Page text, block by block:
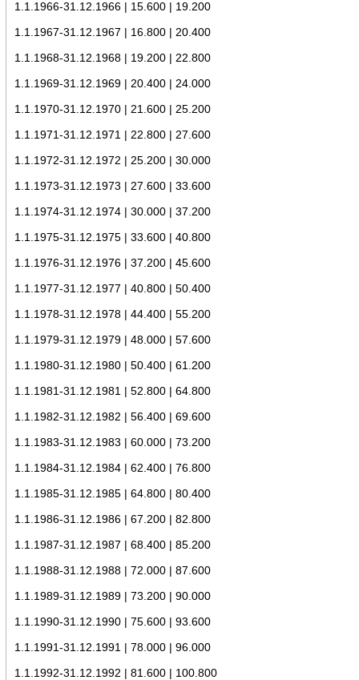
1.1.1966-31.12.1966 | 15.600 | 19.200
1.1.1967-31.12.1967 | 16.800 | 20.400
1.1.1968-31.12.1968 | 19.200 | 22.800
1.1.1969-31.12.1969 | 20.400 | 24.000
1.1.1970-31.12.1970 | 21.600 | 25.200
1.1.1971-31.12.1971 | 22.800 | 27.600
1.1.1972-31.12.1972 | 25.200 | 30.000
1.1.1973-31.12.1973 | 27.600 | 33.600
1.1.1974-31.12.1974 | 30.000 | 37.200
1.1.1975-31.12.1975 | 33.600 | 40.800
1.1.1976-31.12.1976 | 37.200 | 45.600
1.1.1977-31.12.1977 | 40.800 | 50.400
1.1.1978-31.12.1978 | 44.400 | 55.200
1.1.1979-31.12.1979 | 48.000 | 57.600
1.1.1980-31.12.1980 | 50.400 | 61.200
1.1.1981-31.12.1981 | 52.800 | 64.800
1.1.1982-31.12.1982 | 56.400 | 69.600
1.1.1983-31.12.1983 | 60.000 | 73.200
1.1.1984-31.12.1984 | 62.400 | 76.800
1.1.1985-31.12.1985 | 64.800 | 80.400
1.1.1986-31.12.1986 | 67.200 | 82.800
1.1.1987-31.12.1987 | 68.400 | 85.200
1.1.1988-31.12.1988 | 72.000 | 87.600
1.1.1989-31.12.1989 | 73.200 | 90.000
1.1.1990-31.12.1990 | 75.600 | 93.600
1.1.1991-31.12.1991 | 78.000 | 96.000
1.1.1992-31.12.1992 | 81.600 | 100.800